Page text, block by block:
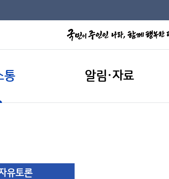
통 알림·자료
유토론